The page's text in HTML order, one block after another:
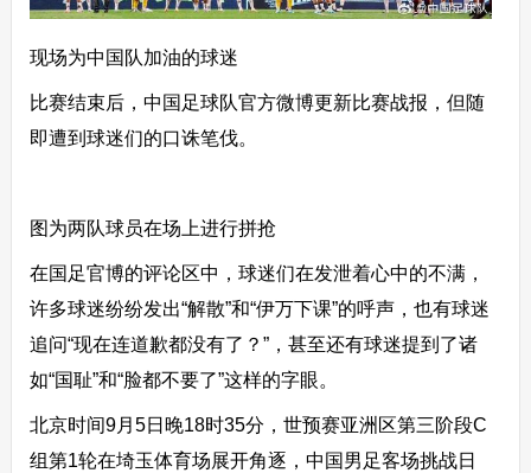
现场为中国队加油的球迷
比赛结束后，中国足球队官方微博更新比赛战报，但随
即遭到球迷们的口诛笔伐。
图为两队球员在场上进行拼抢
在国足官博的评论区中，球迷们在发泄着心中的不满，
许多球迷纷纷发出“解散”和“伊万下课”的呼声，也有球迷
追问“现在连道歉都没有了？”，甚至还有球迷提到了诸
如“国耻”和“脸都不要了”这样的字眼。
北京时间9月5日晚18时35分，世预赛亚洲区第三阶段C
组第1轮在埼玉体育场展开角逐，中国男足客场挑战日